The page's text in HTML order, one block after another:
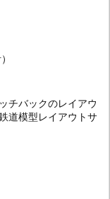
チバックのレイアウ
道模型レイアウトサ